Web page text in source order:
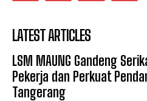
LATEST ARTICLES
LSM MAUNG Gandeng
Pekerja dan Perkuat
Tangerang